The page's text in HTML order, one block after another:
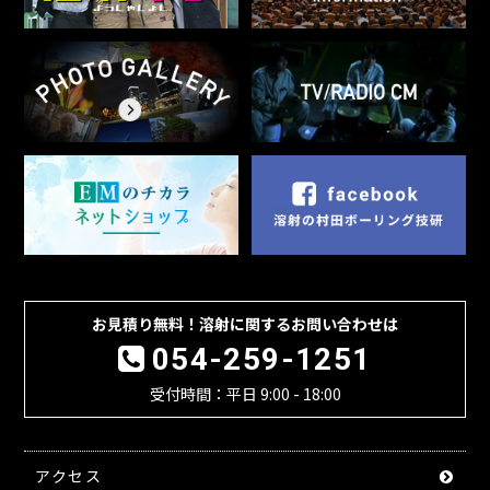
お見積り無料！溶射に関するお問い合わせは
054-259-1251
受付時間：平日 9:00 - 18:00
アクセス